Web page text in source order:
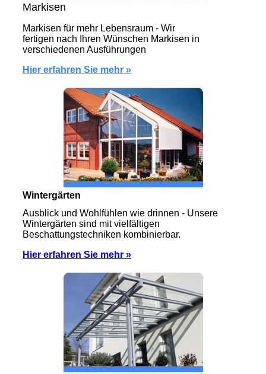
Markisen
Markisen für mehr Lebensraum - Wir
fertigen nach Ihren Wünschen Markisen in
verschiedenen Ausführungen
Hier erfahren Sie mehr »
Wintergärten
Ausblick und Wohlfühlen wie drinnen - Unsere
Wintergärten sind mit vielfältigen
Beschattungstechniken kombinierbar.
Hier erfahren Sie mehr »